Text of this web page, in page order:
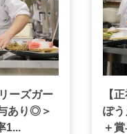
ーズガー
あり◎＞
1...
【
ぽ
＋